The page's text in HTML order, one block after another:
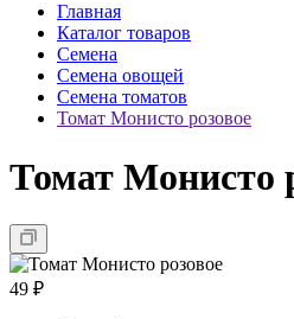
Главная
Каталог товаров
Семена
Семена овощей
Семена томатов
Томат Монисто розовое
Томат Монисто
49 ₽